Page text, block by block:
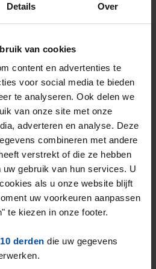
Details Over
van cookies
content en advertenties te
voor social media te bieden
te analyseren. Ook delen we
van onze site met onze
adverteren en analyse. Deze
combineren met andere
verstrekt of die ze hebben
gebruik van hun services. U
als u onze website blijft
uw voorkeuren aanpassen
te kiezen in onze footer.
10 derden die uw gegevens
€ 1.230
gevonden
waarschijnlijk al weg
om kans te maken. Met
eerste!
niet →